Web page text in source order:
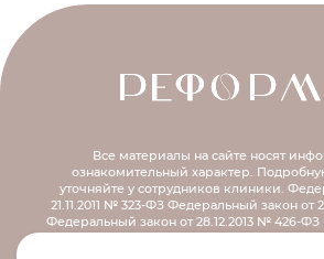
Все материалы на сайте носят
ознакомительный характер.
уточняйте у сотрудников клиники.
21.11.2011 № 323-ФЗ Федеральный закон от
Федеральный закон от 28.12.2013 № 426-ФЗ
России от 30.12.2014 № 956н Распоряжение